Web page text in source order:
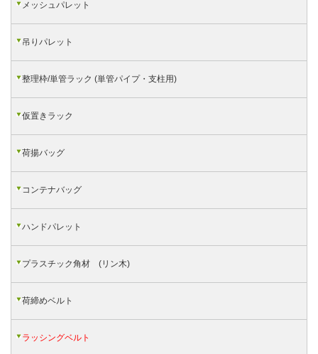
メッシュパレット
吊りパレット
整理枠/単管ラック (単管パイプ・支柱用)
仮置きラック
荷揚バッグ
コンテナバッグ
ハンドパレット
プラスチック角材 (リン木)
荷締めベルト
ラッシングベルト